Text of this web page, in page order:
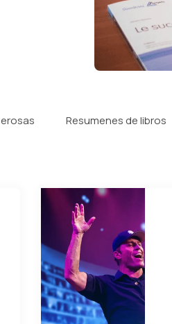
Resumenes de libros